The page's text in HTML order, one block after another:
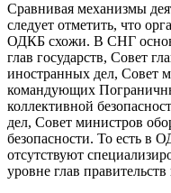
Сравнивая механизмы
следует отметить, что
ОДКБ схожи. В СНГ
глав государств, Совет
иностранных дел, Совет
командующих
коллективной
дел, Совет министров
безопасности. То есть
отсутствуют
уровне глав